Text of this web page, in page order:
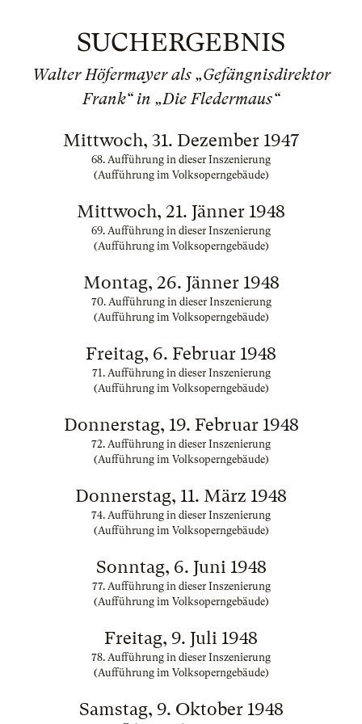
SUCHERGEBNIS
Walter Höfermayer als „Gefängnisdirektor
Frank“ in „Die Fledermaus“
Mittwoch, 31. Dezember 1947
68. Aufführung in dieser Inszenierung
(Aufführung im Volksoperngebäude)
Mittwoch, 21. Jänner 1948
69. Aufführung in dieser Inszenierung
(Aufführung im Volksoperngebäude)
Montag, 26. Jänner 1948
70. Aufführung in dieser Inszenierung
(Aufführung im Volksoperngebäude)
Freitag, 6. Februar 1948
71. Aufführung in dieser Inszenierung
(Aufführung im Volksoperngebäude)
Donnerstag, 19. Februar 1948
72. Aufführung in dieser Inszenierung
(Aufführung im Volksoperngebäude)
Donnerstag, 11. März 1948
74. Aufführung in dieser Inszenierung
(Aufführung im Volksoperngebäude)
Sonntag, 6. Juni 1948
77. Aufführung in dieser Inszenierung
(Aufführung im Volksoperngebäude)
Freitag, 9. Juli 1948
78. Aufführung in dieser Inszenierung
(Aufführung im Volksoperngebäude)
Samstag, 9. Oktober 1948